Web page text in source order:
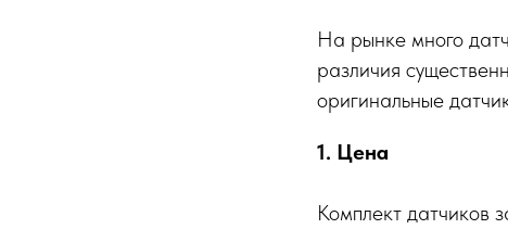
На рынке много
различия
оригинальные
1. Цена
Комплект датчиков